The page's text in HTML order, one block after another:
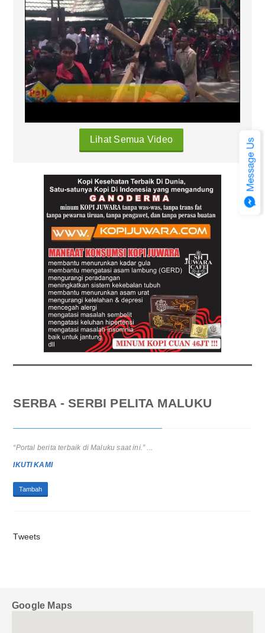
Lihat Semua Video
SERBA - SERBI PELITA MALUKU
“Portal berita terbaik di Maluku saat ini.” ...
IKUTI KAMI
Tambah
Tweets
Google Maps